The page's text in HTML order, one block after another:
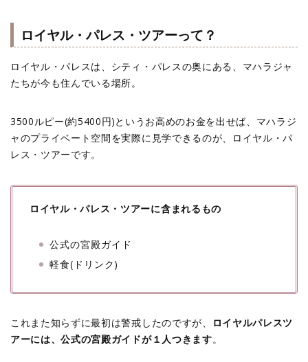
ロイヤル・パレス・ツアーって？
ロイヤル・パレスは、シティ・パレスの奥にある、マハラジャ
たちが今も住んでいる場所。
3500ルピー(約5400円)というお高めのお金を出せば、マハラジ
ャのプライベート空間を実際に見学できるのが、ロイヤル・パ
レス・ツアーです。
ロイヤル・パレス・ツアーに含まれるもの
公式の宮殿ガイド
軽食(ドリンク)
これまた知らずに最初は警戒したのですが、
ロイヤルパレスツ
アーには、公式の宮殿ガイドが１人つきます。